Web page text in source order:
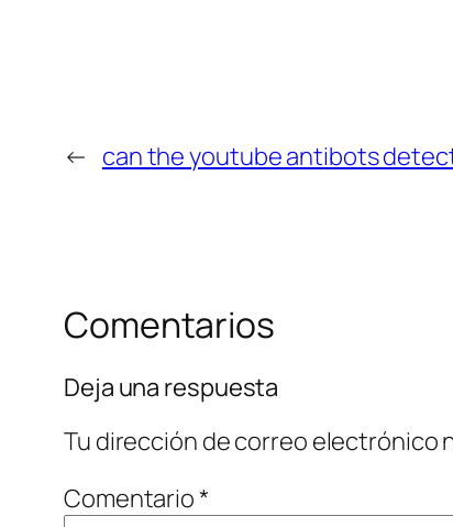
← can the youtube antibots
Comentarios
Deja una respuesta
Tu dirección de correo electrónico
Comentario*